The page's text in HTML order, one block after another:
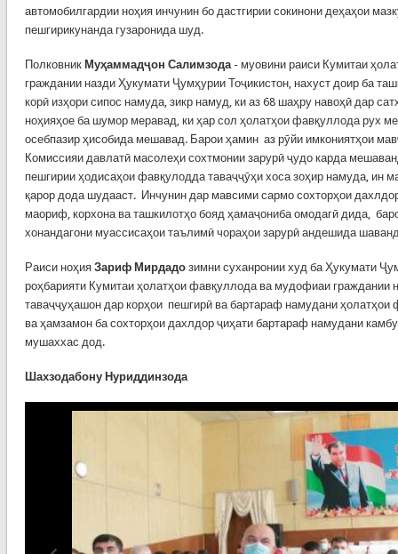
автомобилгардии ноҳия инчунин бо дастгирии сокинони деҳаҳои
пешгирикунанда гузаронида шуд.
Полковник Муҳаммадҷон Салимзода- муовини раиси Кумитаи
граждании назди Ҳукумати Ҷумҳурии Тоҷикистон, нахуст доир ба
корӣ изҳори сипос намуда, зикр намуд, ки аз 68 шаҳру навоҳӣ дар
ноҳияҳое ба шумор меравад, ки ҳар сол ҳолатҳои фавқуллода рух
осебпазир ҳисобида мешавад. Барои ҳамин аз рӯйи имкониятҳои
Комиссияи давлатӣ масолеҳи сохтмонии зарурӣ ҷудо карда
пешгирии ҳодисаҳои фавқулодда таваҷҷӯҳи хоса зоҳир намуда, ин
қарор дода шудааст. Инчунин дар мавсими сармо сохторҳои
маориф, корхона ва ташкилотҳо бояд ҳамаҷониба омодагӣ дида,
хонандагони муассисаҳои таълимӣ чораҳои зарурӣ андешида
Раиси ноҳия Зариф Мирдадозимни суханронии худ ба Ҳукумати
роҳбарияти Кумитаи ҳолатҳои фавқуллода ва мудофиаи граждании
таваҷҷуҳашон дар корҳои пешгирӣ ва бартараф намудани ҳолатҳои
ва ҳамзамон ба сохторҳои дахлдор ҷиҳати бартараф намудани
мушаххас дод.
Шахзодабону Нуриддинзода